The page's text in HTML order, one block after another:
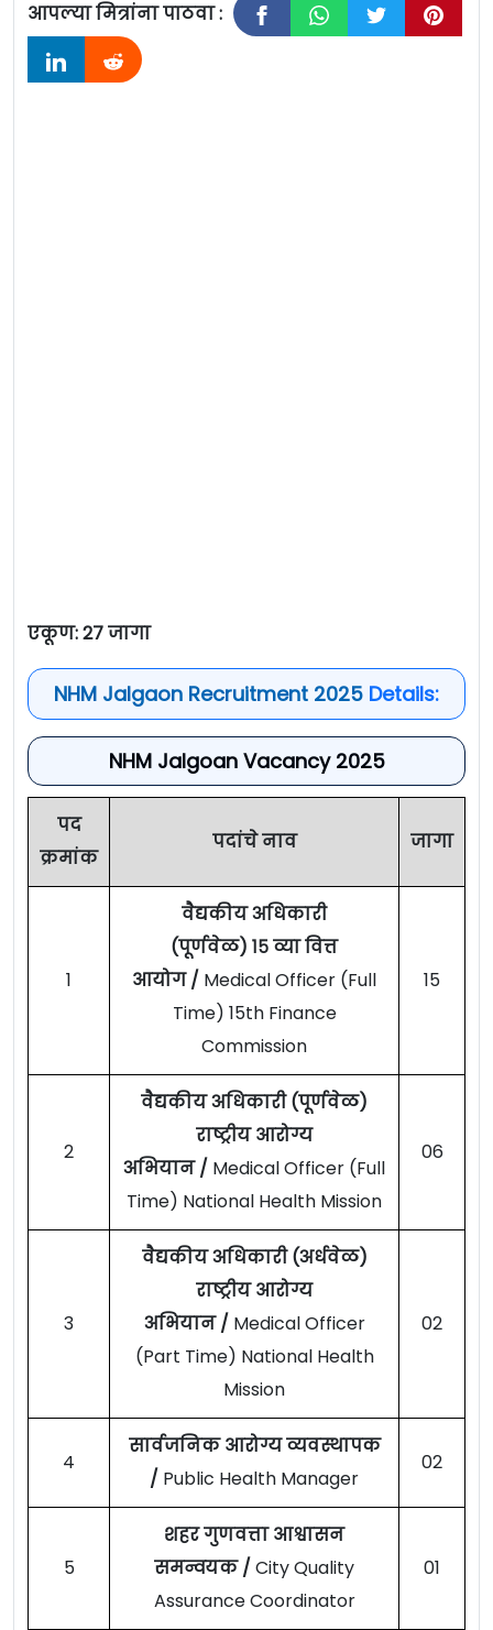
आपल्या मित्रांना पाठवा :
एकूण: 27 जागा
NHM Jalgaon Recruitment 2025 Details:
NHM Jalgoan Vacancy 2025
पद
क्रमांक
पदांचे नाव जागा
1
वैद्यकीय अधिकारी
(पूर्णवेळ) १५ व्या वित्त
आयोग / Medical Officer (Full
Time) 15th Finance
Commission
15
2
वैद्यकीय अधिकारी (पूर्णवेळ)
राष्ट्रीय आरोग्य
अभियान / Medical Officer (Full
Time) National Health Mission
06
3
वैद्यकीय अधिकारी (अर्धवेळ)
राष्ट्रीय आरोग्य
अभियान / Medical Officer
(Part Time) National Health
Mission
02
4
सार्वजनिक आरोग्य व्यवस्थापक
/ Public Health Manager
02
5
शहर गुणवत्ता आश्वासन
समन्वयक / City Quality
Assurance Coordinator
01